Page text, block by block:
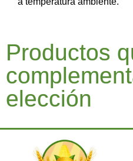
Productos
elección